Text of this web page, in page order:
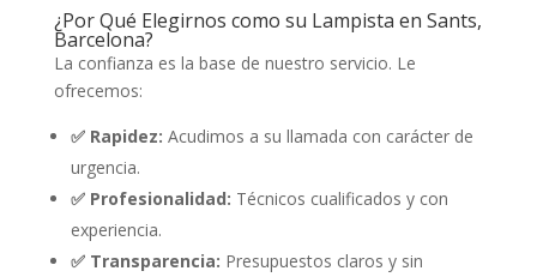
¿Por Qué Elegirnos como su Lampista en Sants,
Barcelona?
La confianza es la base de nuestro servicio. Le
ofrecemos:
✅ Rapidez: Acudimos a su llamada con carácter de
urgencia.
✅ Profesionalidad: Técnicos cualificados y con
experiencia.
✅ Transparencia: Presupuestos claros y sin